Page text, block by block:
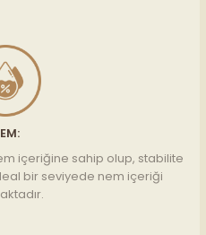
içeriğine sahip olup, stabilite
bir seviyede nem içeriği